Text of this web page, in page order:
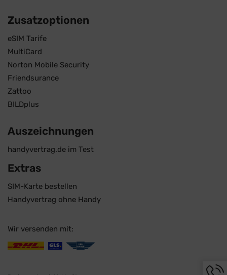
Zusatzoptionen
eSIM Tarife
MultiCard
Norton Mobile Security
Friendsurance
Zattoo
BILDplus
Auszeichnungen
handyvertrag.de im Test
Extras
SIM-Karte bestellen
Handyvertrag ohne Handy
Wir versenden mit: